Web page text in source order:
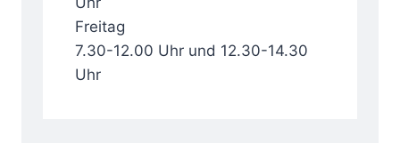
Freitag
7.30-12.00 Uhr und 12.30-14.30
Uhr